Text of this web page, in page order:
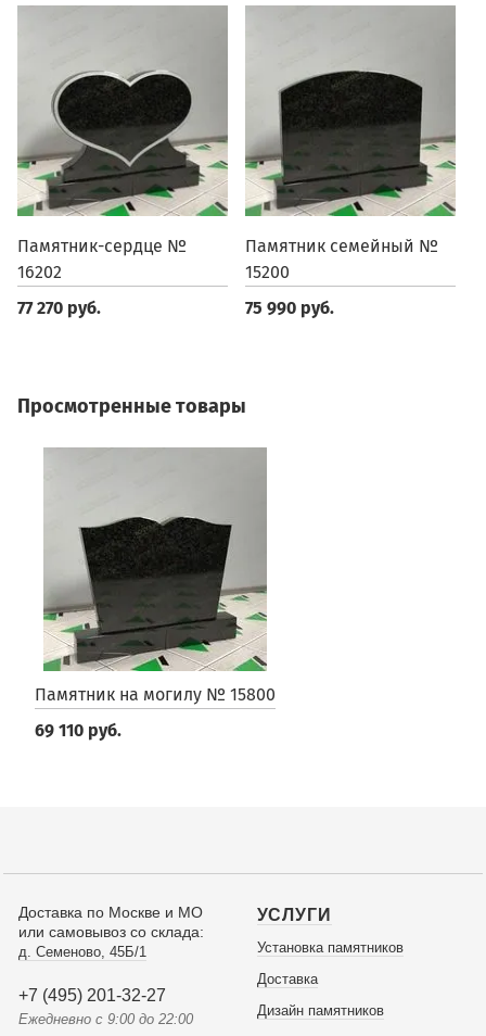
Памятник-сердце №
16202
77 270 руб.
Памятник семейный №
15200
75 990 руб.
Просмотренные товары
Памятник на могилу № 15800
69 110 руб.
Доставка по Москве и МО
или самовывоз со склада:
д. Семеново, 45Б/1
+7 (495) 201-32-27
Ежедневно с 9:00 до 22:00
УСЛУГИ
Установка памятников
Доставка
Дизайн памятников